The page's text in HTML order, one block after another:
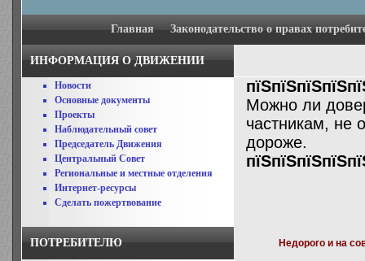
Главная Законодательство о правах
ИНФОРМАЦИЯ О ДВИЖЕНИИ
Новости
Основные документы
Проекты
Наблюдательный совет
Председатель Движения
Центральный Совет
Региональные и местные отделения
Интернет-ресурсы
Сделать пожертвование
ПОТРЕБИТЕЛЮ
Можно ли
частникам, не
дороже.
Недорого и на